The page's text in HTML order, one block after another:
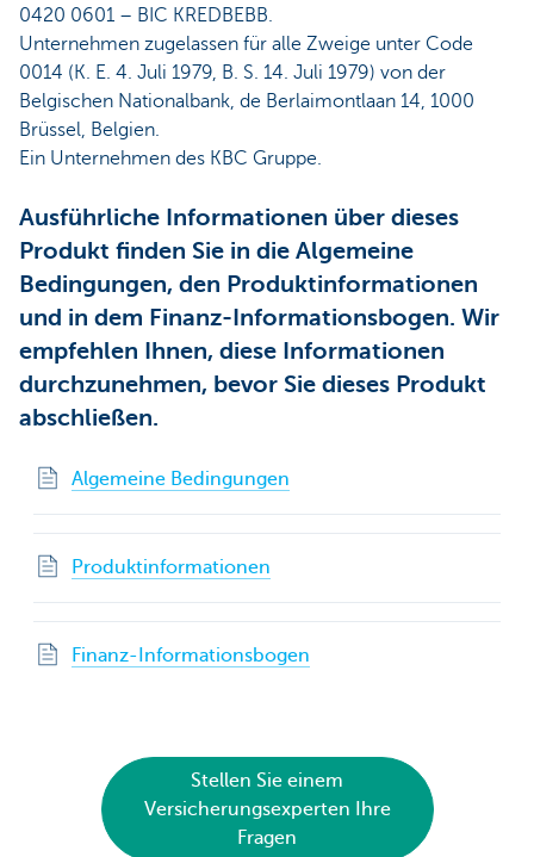
0420 0601 – BIC KREDBEBB.
Unternehmen zugelassen für alle Zweige unter Code
0014 (K. E. 4. Juli 1979, B. S. 14. Juli 1979) von der
Belgischen Nationalbank, de Berlaimontlaan 14, 1000
Brüssel, Belgien.
Ein Unternehmen des KBC Gruppe.
Ausführliche Informationen über dieses
Produkt finden Sie in die Algemeine
Bedingungen, den Produktinformationen
und in dem Finanz-Informationsbogen. Wir
empfehlen Ihnen, diese Informationen
durchzunehmen, bevor Sie dieses Produkt
abschließen.
Algemeine Bedingungen
Produktinformationen
Finanz-Informationsbogen
Stellen Sie einem
Versicherungsexperten Ihre
Fragen